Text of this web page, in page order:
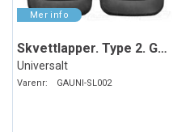
Skvettlapper. Type 2. Gummi
Universalt
Varenr: GAUNI-SL002